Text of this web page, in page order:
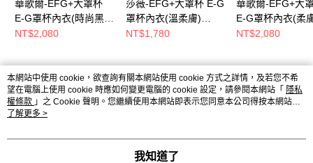
華歌爾-EFG+大罩杯
E-G罩杯內衣(時尚黑)
雙層Q棉罩杯-
NT$2,080
莎薇-EFG+大罩杯 E-G
罩杯內衣(溫柔膚)
AB4048S6
NT$1,780
華歌爾-EFG+大
E-G罩杯內衣(柔
雙層Q棉罩杯-
NT$2,080
熱門標籤
本網站中使用 cookie，欲查詢有關本網站使用 cookie 方式之詳情，及若您不希
望在電腦上使用 cookie 時應如何變更電腦的 cookie 設定，請參閱本網站「 隱私
權條款 」之 Cookie 聲明。您繼續使用本網站即表示您同意本公司得按本網站使
用條款之 Cookie 聲明使用 cookie。
了解更多 >
我知道了